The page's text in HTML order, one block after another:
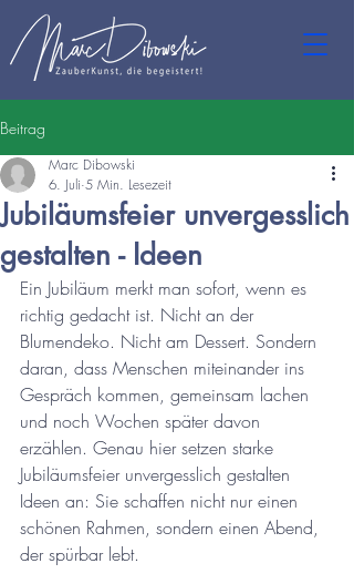
Beitrag
Jubiläumsfeier unvergesslich
gestalten - Ideen
Marc Dibowski
6. Juli 5 Min. Lesezeit
Ein Jubiläum merkt man sofort, wenn es
richtig gedacht ist. Nicht an der
Blumendeko. Nicht am Dessert. Sondern
daran, dass Menschen miteinander ins
Gespräch kommen, gemeinsam lachen
und noch Wochen später davon
erzählen. Genau hier setzen starke
Jubiläumsfeier unvergesslich gestalten
Ideen an: Sie schaffen nicht nur einen
schönen Rahmen, sondern einen Abend,
der spürbar lebt.